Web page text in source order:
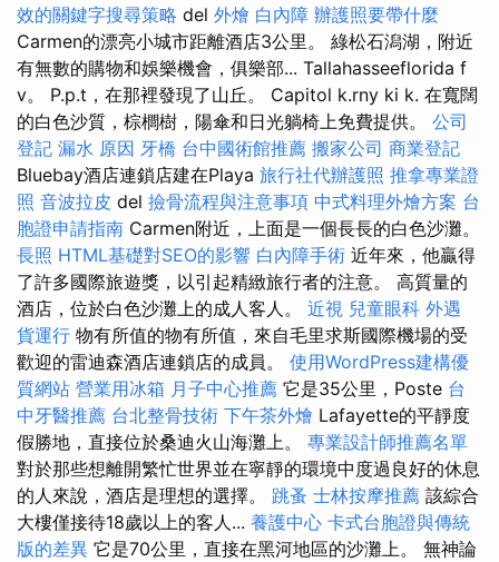
效的關鍵字搜尋策略 del 外燴 白內障 辦護照要帶什麼
Carmen的漂亮小城市距離酒店3公里。 綠松石潟湖，附近
有無數的購物和娛樂機會，俱樂部... Tallahasseeflorida f
v。 P.p.t，在那裡發現了山丘。 Capitol k.rny ki k. 在寬闊
的白色沙質，棕櫚樹，陽傘和日光躺椅上免費提供。 公司
登記 漏水 原因 牙橋 台中國術館推薦 搬家公司 商業登記
Bluebay酒店連鎖店建在Playa 旅行社代辦護照 推拿專業證
照 音波拉皮 del 撿骨流程與注意事項 中式料理外燴方案 台
胞證申請指南 Carmen附近，上面是一個長長的白色沙灘。
長照 HTML基礎對SEO的影響 白內障手術 近年來，他贏得
了許多國際旅遊獎，以引起精緻旅行者的注意。 高質量的
酒店，位於白色沙灘上的成人客人。 近視 兒童眼科 外遇
貨運行 物有所值的物有所值，來自毛里求斯國際機場的受
歡迎的雷迪森酒店連鎖店的成員。 使用WordPress建構優
質網站 營業用冰箱 月子中心推薦 它是35公里，Poste 台
中牙醫推薦 台北整骨技術 下午茶外燴 Lafayette的平靜度
假勝地，直接位於桑迪火山海灘上。 專業設計師推薦名單
對於那些想離開繁忙世界並在寧靜的環境中度過良好的休息
的人來說，酒店是理想的選擇。 跳蚤 士林按摩推薦 該綜合
大樓僅接待18歲以上的客人... 養護中心 卡式台胞證與傳統
版的差異 它是70公里，直接在黑河地區的沙灘上。 無神論